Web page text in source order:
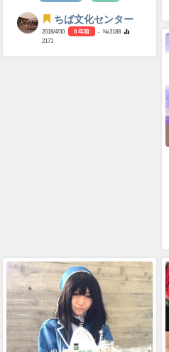
ちば文化センター
2018/4/30 8 年前
- №3188
2171